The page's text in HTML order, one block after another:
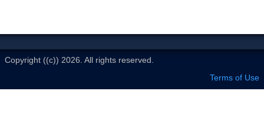
Copyright ((c)) 2026. All rights reserved.
Terms of Use